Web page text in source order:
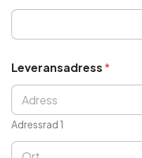
Leveransadress*
Adressrad 1